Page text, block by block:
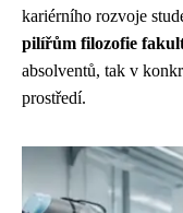
kariérního rozvoje
pilířům filozofie
absolventů, tak v
prostředí.